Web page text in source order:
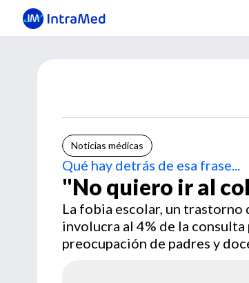
Noticias médicas
Qué hay detrás de esa frase...
"No quiero ir al
La fobia escolar, un trastorno
involucra al 4% de la
preocupación de padres y